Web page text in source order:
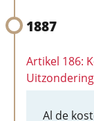
1887
Artikel 186:
Al de